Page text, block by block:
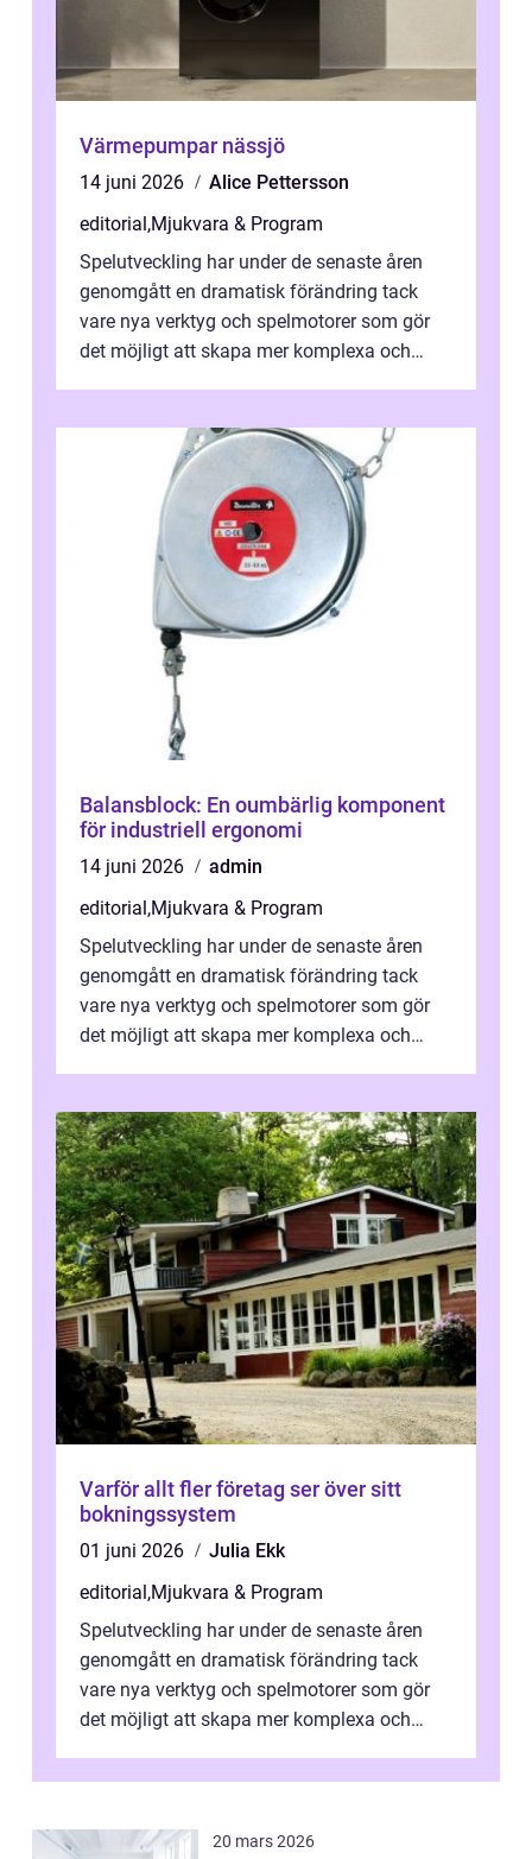
Värmepumpar nässjö
14 juni 2026
Alice Pettersson
editorial,Mjukvara & Program
Spelutveckling har under de senaste åren
genomgått en dramatisk förändring tack
vare nya verktyg och spelmotorer som gör
det möjligt att skapa mer komplexa och
Balansblock: En oumbärlig komponent
för industriell ergonomi
14 juni 2026
admin
editorial,Mjukvara & Program
Spelutveckling har under de senaste åren
genomgått en dramatisk förändring tack
vare nya verktyg och spelmotorer som gör
det möjligt att skapa mer komplexa och
Varför allt fler företag ser över sitt
bokningssystem
01 juni 2026
Julia Ekk
editorial,Mjukvara & Program
Spelutveckling har under de senaste åren
genomgått en dramatisk förändring tack
vare nya verktyg och spelmotorer som gör
det möjligt att skapa mer komplexa och
20 mars 2026